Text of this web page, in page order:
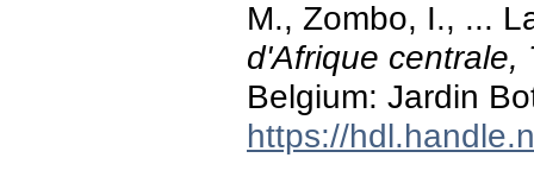
M., Zombo, I., ...
d'Afrique centrale,
Belgium: Jardin
https://